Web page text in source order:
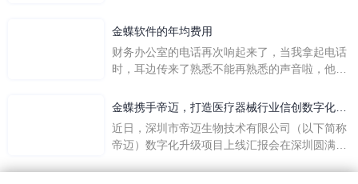
下简称“金蝶”）在辽宁沈阳签署战略合作协议。
营管控平台，从而实现公司产研一体化、业财一
体化，提升公司整体业务水平。
金蝶软件的年均费用
财务办公室的电话再次响起来了，当我拿起电话
时，耳边传来了熟悉不能再熟悉的声音啦，他就
软件过程中遇到任何问题，我都可以获得金蝶服
一年的使用时间已经到了。我们公司用的是金蝶
KIS系列的标准版，一年的服务费是1000元/年。
刚看到这个1000元这个数字的时候，你是不是也
金蝶携手帝迈，打造医疗器械行业信创数字化标
杆
近日，深圳市帝迈生物技术有限公司（以下简称
帝迈）数字化升级项目上线汇报会在深圳圆满召